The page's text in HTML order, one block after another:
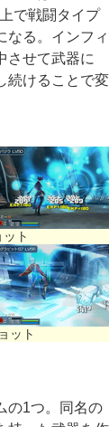
で戦闘タイプ
なる。インフィ
させて武器に
続けることで変
ト
ット
の1つ。同名の